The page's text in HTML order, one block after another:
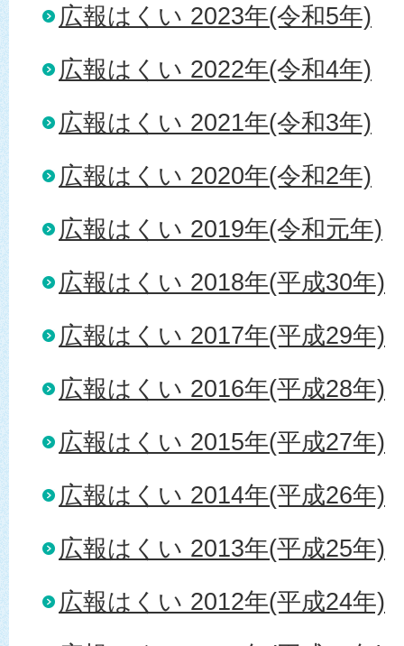
広報はくい 2023年(令和5年)
広報はくい 2022年(令和4年)
広報はくい 2021年(令和3年)
広報はくい 2020年(令和2年)
広報はくい 2019年(令和元年)
広報はくい 2018年(平成30年)
広報はくい 2017年(平成29年)
広報はくい 2016年(平成28年)
広報はくい 2015年(平成27年)
広報はくい 2014年(平成26年)
広報はくい 2013年(平成25年)
広報はくい 2012年(平成24年)